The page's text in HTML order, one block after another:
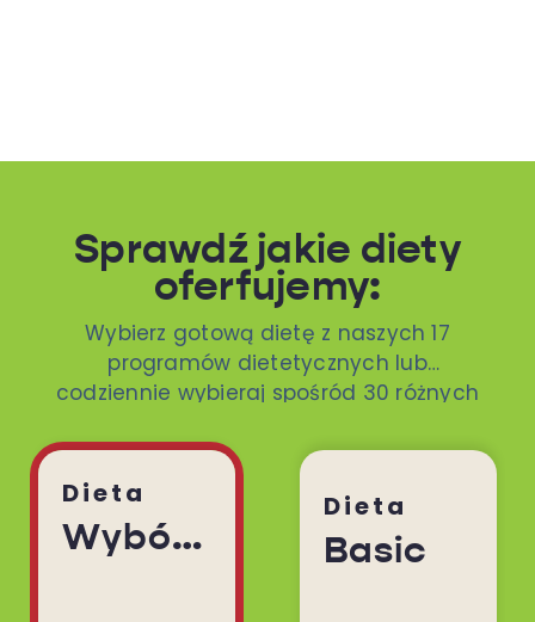
Sprawdź jakie diety
oferfujemy:
Wybierz gotową dietę z naszych 17
programów dietetycznych lub
codziennie wybieraj spośród 30 różnych
Dieta
Wybór Menu
Dieta
Basic